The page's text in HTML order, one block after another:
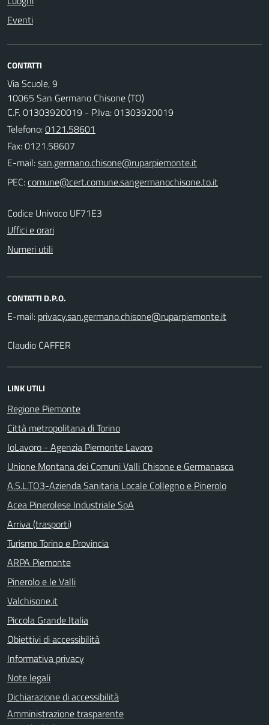
Eventi
CONTATTI
Via Scuole, 9
10065 San Germano Chisone (TO)
C.F. 01303920019 - P.Iva: 01303920019
Telefono:0121.58601
Fax: 0121.58607
E-mail:
PEC:
Codice Univoco UF71E3
Uffici e orari
Numeri utili
CONTATTI D.P.O.
E-mail:
Claudio CAFFER
LINK UTILI
Regione Piemonte
Città metropolitana di Torino
IoLavoro - Agenzia Piemonte Lavoro
Unione Montana dei Comuni Valli Chisone e Germanasca
A.S.L.TO3-Azienda Sanitaria Locale Collegno e Pinerolo
Acea Pinerolese Industriale SpA
Arriva (trasporti)
Turismo Torino e Provincia
ARPA Piemonte
Pinerolo e le Valli
Valchisone.it
Piccola Grande Italia
Obiettivi di accessibilità
Informativa privacy
Note legali
Dichiarazione di accessibilità
Amministrazione trasparente